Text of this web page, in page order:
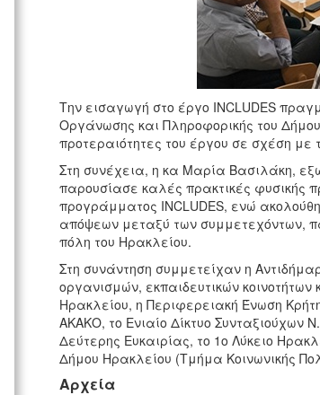
Την εισαγωγή στο έργο INCLUDES
Οργάνωσης και Πληροφορικής του
προτεραιότητες του έργου σε σχέση με
Στη συνέχεια, η κα Μαρία Βασιλάκη,
παρουσίασε καλές πρακτικές φυσικής
προγράμματος INCLUDES, ενώ
απόψεων μεταξύ των συμμετεχόντων,
πόλη του Ηρακλείου.
Στη συνάντηση συμμετείχαν η
οργανισμών, εκπαιδευτικών κοινοτήτων
Ηρακλείου, η Περιφερειακή Ένωση
ΑΚΑΚΟ, το Ενιαίο Δίκτυο Συνταξιούχων
Δεύτερης Ευκαιρίας, το 1ο Λύκειο
Δήμου Ηρακλείου (Τμήμα Κοινωνικής
Αρχεία